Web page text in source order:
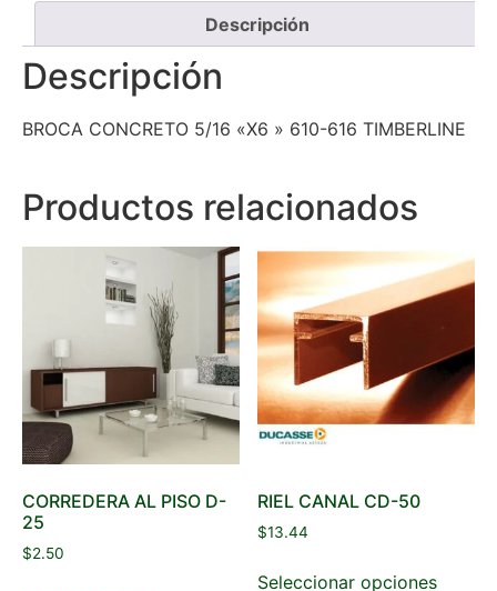
Descripción
Descripción
BROCA CONCRETO 5/16 «X6 » 610-616 TIMBERLINE
Productos relacionados
CORREDERA AL PISO D-
25
$2.50
RIEL CANAL CD-50
$13.44
Seleccionar opciones